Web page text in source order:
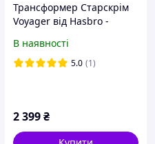
Трансформер Старскрім
Voyager від Hasbro -
В наявності
5.0 (1)
2 399₴